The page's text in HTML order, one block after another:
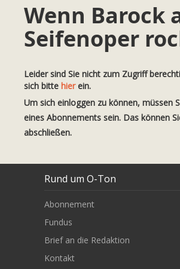
Wenn Barock
Seifenoper
Leider sind Sie nicht zum Zugriff
sich bitte hierein.
Um sich einloggen zu können, müssen
eines Abonnements sein. Das können
abschließen.
Rund um O-Ton
Abonnement
Fundus
Brief an die Redaktion
Kontakt